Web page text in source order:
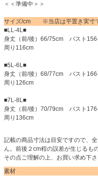
＜＜準備中＞＞
サイズ/cm ※当店は平置き実寸で
■LL-4L■
身丈（前/後）66/75cm バスト
周り116cm
■5L-6L■
身丈（前/後）68/77cm バスト
周り126cm
■7L-8L■
身丈（前/後）70/79cm バスト
周り136cm
記載の商品寸法は目安ですので、
ん。前後２cm程の誤差が生じるも
その点ご理解の上、お買い求め下
素材